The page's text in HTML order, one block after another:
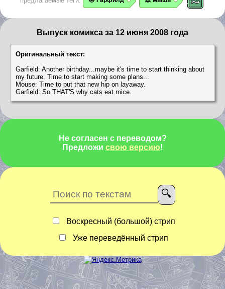
Выпуск комикса за 12 июня 2008 года
Оригинальный текст:
Garfield: Another birthday...maybe it's time to start thinking about
my future. Time to start making some plans...
Mouse: Time to put that new hip on layaway.
Garfield: So THAT'S why cats eat mice.
Не согласен с переводом?
Предложи свою версию!
Воскресный (большой) стрип
Уже переведённый стрип